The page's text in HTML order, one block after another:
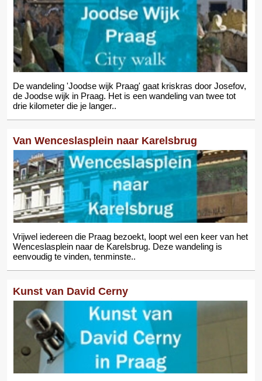
De wandeling 'Joodse wijk Praag' gaat kriskras door Josefov,
de Joodse wijk in Praag. Het is een wandeling van twee tot
drie kilometer die je langer..
Van Wenceslasplein naar Karelsbrug
Vrijwel iedereen die Praag bezoekt, loopt wel een keer van het
Wenceslasplein naar de Karelsbrug. Deze wandeling is
eenvoudig te vinden, tenminste..
Kunst van David Cerny